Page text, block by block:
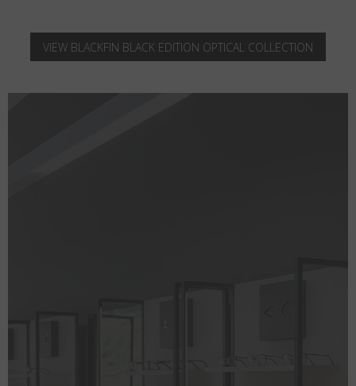
VIEW BLACKFIN BLACK EDITION OPTICAL COLLECTION